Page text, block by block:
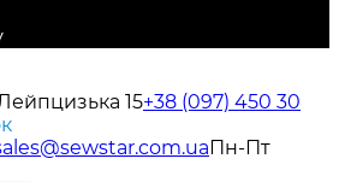
15+38 (097) 450 30
Пн-Пт